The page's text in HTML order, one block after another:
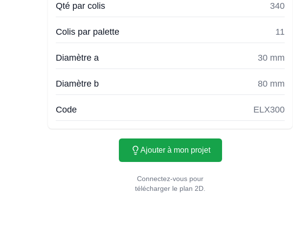
Qté par colis 340
Colis par palette 11
Diamètre a 30 mm
Diamètre b 80 mm
Code ELX300
Ajouter à mon projet
Connectez-vous pour
télécharger le plan 2D.